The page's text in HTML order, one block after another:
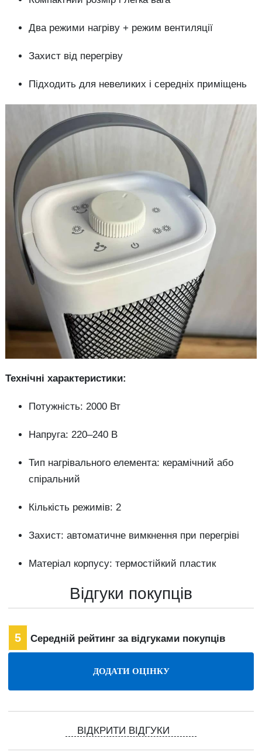
Два режими нагріву + режим вентиляції
Захист від перегріву
Підходить для невеликих і середніх приміщень
Технічні характеристики:
Потужність: 2000 Вт
Напруга: 220–240 В
Тип нагрівального елемента: керамічний або
спіральний
Кількість режимів: 2
Захист: автоматичне вимкнення при перегріві
Матеріал корпусу: термостійкий пластик
Відгуки покупців
5 Середній рейтинг за відгуками покупців
ВІДКРИТИ ВІДГУКИ